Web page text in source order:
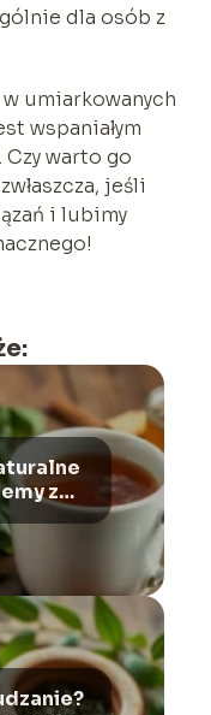
dla osób z
umiarkowanych
wspaniałym
warto go
jeśli
i lubimy
z